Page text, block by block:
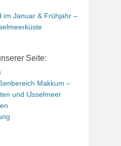
im Januar & Frühjahr –
Seite:
Makkum –
und IJsselmeer